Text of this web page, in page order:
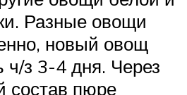
Разные овощи
новый овощ
ч/з 3-4 дня. Через
состав пюре